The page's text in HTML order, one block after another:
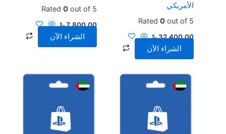
الأمريكي
Rated0 out of 5
32,400.00﷼
الشراء الآن
Rated0 out of 5
7,800.00﷼
الشراء الآن